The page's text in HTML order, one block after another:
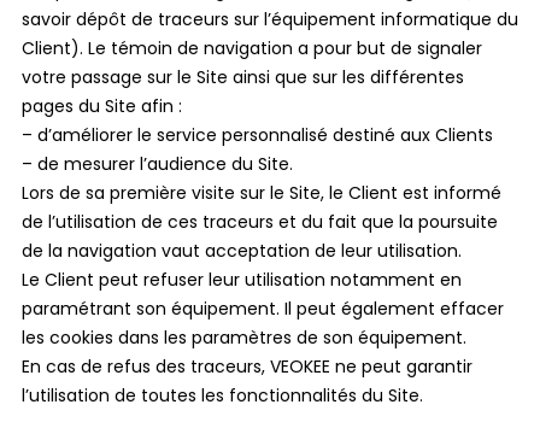
savoir dépôt de traceurs sur l’équipement informatique du
Client). Le témoin de navigation a pour but de signaler
votre passage sur le Site ainsi que sur les différentes
pages du Site afin :
– d’améliorer le service personnalisé destiné aux Clients
– de mesurer l’audience du Site.
Lors de sa première visite sur le Site, le Client est informé
de l’utilisation de ces traceurs et du fait que la poursuite
de la navigation vaut acceptation de leur utilisation.
Le Client peut refuser leur utilisation notamment en
paramétrant son équipement. Il peut également effacer
les cookies dans les paramètres de son équipement.
En cas de refus des traceurs, VEOKEE ne peut garantir
l’utilisation de toutes les fonctionnalités du Site.